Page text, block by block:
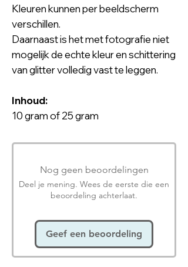
Kleuren kunnen per beeldscherm
verschillen.
Daarnaast is het met fotografie niet
mogelijk de echte kleur en schittering
van glitter volledig vast te leggen.
Inhoud:
10 gram of 25 gram
Nog geen beoordelingen
Deel je mening. Wees de eerste die een
beoordeling achterlaat.
Geef een beoordeling